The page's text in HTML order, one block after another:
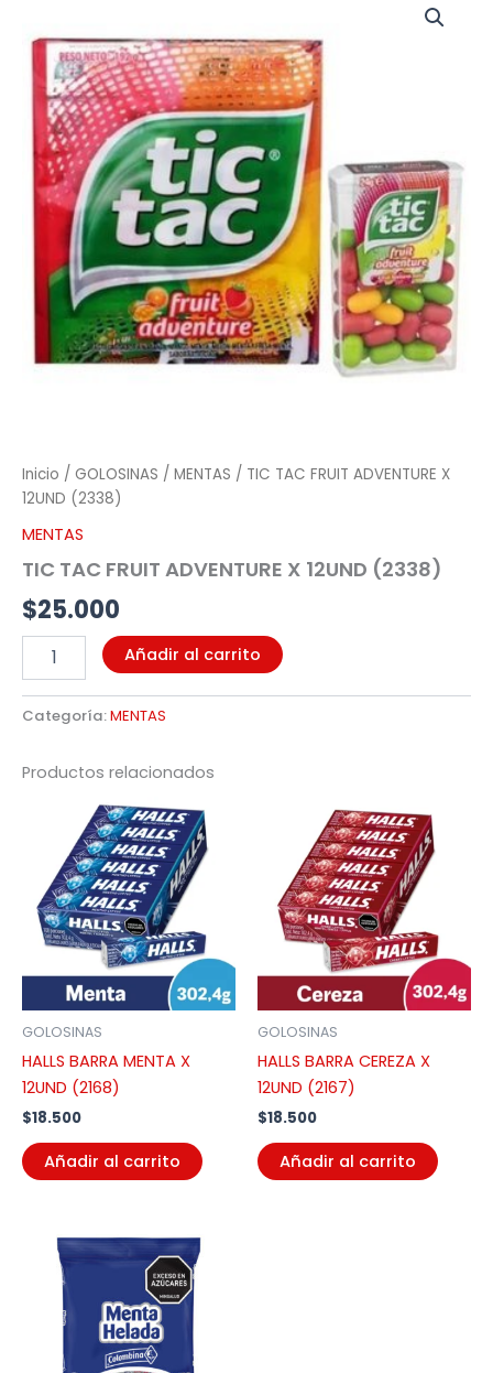
Inicio / GOLOSINAS / MENTAS / TIC TAC FRUIT ADVENTURE X
12UND (2338)
MENTAS
TIC TAC FRUIT ADVENTURE X 12UND (2338)
$25.000
FRUIT
ADVENTURE
12UND
(2338)
cantidad
Añadir al carrito
Categoría:MENTAS
Productos relacionados
GOLOSINAS
HALLS BARRA MENTA X
12UND (2168)
$18.500
Añadir al carrito
GOLOSINAS
HALLS BARRA CEREZA X
12UND (2167)
$18.500
Añadir al carrito